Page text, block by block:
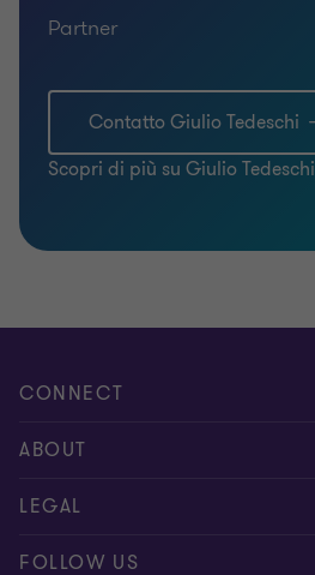
Partner
Contatto Giulio Tedeschi
Scopri di più su Giulio Tedeschi
CONNECT
Contattaci
I nostri professionisti
ABOUT
Chi siamo
I nostri uffici
LEGAL
Disclaimer
FOLLOW US